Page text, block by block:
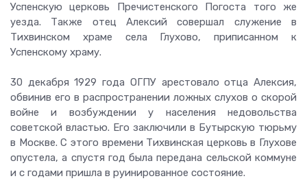
Успенскую церковь Пречистенского Погоста того же
уезда. Также отец Алексий совершал служение в
Тихвинском храме села Глухово, приписанном к
Успенскому храму.
30 декабря 1929 года ОГПУ арестовало отца Алексия,
обвинив его в распространении ложных слухов о скорой
войне и возбуждении у населения недовольства
советской властью. Его заключили в Бутырскую тюрьму
в Москве. С этого времени Тихвинская церковь в Глухове
опустела, а спустя год была передана сельской коммуне
и с годами пришла в руинированное состояние.